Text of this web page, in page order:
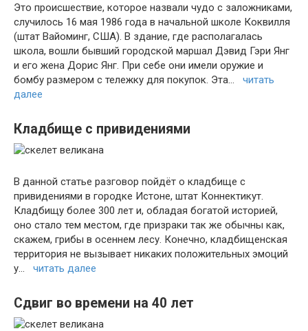
Это происшествие, которое назвали чудо с заложниками,
случилось 16 мая 1986 года в начальной школе Коквилля
(штат Вайоминг, США). В здание, где располагалась
школа, вошли бывший городской маршал Дэвид Гэри Янг
и его жена Дорис Янг. При себе они имели оружие и
бомбу размером с тележку для покупок. Эта… читать
далее
Кладбище с привидениями
В данной статье разговор пойдёт о кладбище с
привидениями в городке Истоне, штат Коннектикут.
Кладбищу более 300 лет и, обладая богатой историей,
оно стало тем местом, где призраки так же обычны как,
скажем, грибы в осеннем лесу. Конечно, кладбищенская
территория не вызывает никаких положительных эмоций
у… читать далее
Сдвиг во времени на 40 лет